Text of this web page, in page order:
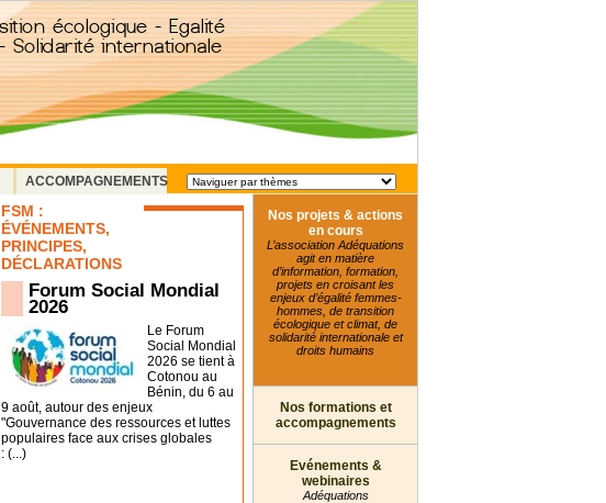
ACCOMPAGNEMENTS
Nos projets & actions
en cours
L’association Adéquations
agit en matière
d’information, formation,
projets en croisant les
enjeux d’égalité femmes-
hommes, de transition
écologique et climat, de
solidarité internationale et
droits humains
Nos formations et
accompagnements
Evénements &
webinaires
Adéquations
FSM :
ÉVÉNEMENTS,
PRINCIPES,
DÉCLARATIONS
Forum Social Mondial
2026
Le Forum
Social Mondial
2026 se tient à
Cotonou au
Bénin, du 6 au
9 août, autour des enjeux
"Gouvernance des ressources et luttes
populaires face aux crises globales
: (...)